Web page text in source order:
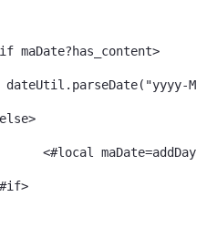
<#if maDate?has_content>
dateUtil.parseDate("yyyy-
<#local
#if>